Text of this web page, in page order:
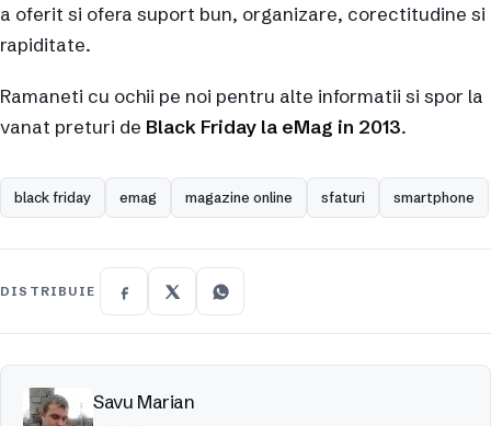
a oferit si ofera suport bun, organizare, corectitudine si
rapiditate.
Ramaneti cu ochii pe noi pentru alte informatii si spor la
vanat preturi de Black Friday la eMag in 2013.
black friday emag magazine online sfaturi smartphone
DISTRIBUIE
Savu Marian